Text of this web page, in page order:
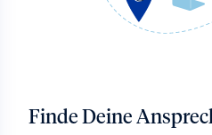
Finde Deine